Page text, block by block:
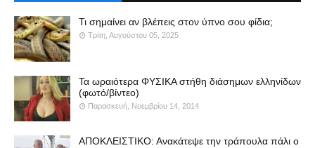
Τι σημαίνει αν βλέπεις στον ύπνο σου φίδια;
Τρίτη, Αυγούστου 05, 2025
Τα ωραιότερα ΦΥΣΙΚΑ στήθη διάσημων ελληνίδων
(φωτό/βίντεο)
Παρασκευή, Νοεμβρίου 14, 2014
ΑΠΟΚΛΕΙΣΤΙΚΟ: Ανακάτεψε την τράπουλα πάλι ο